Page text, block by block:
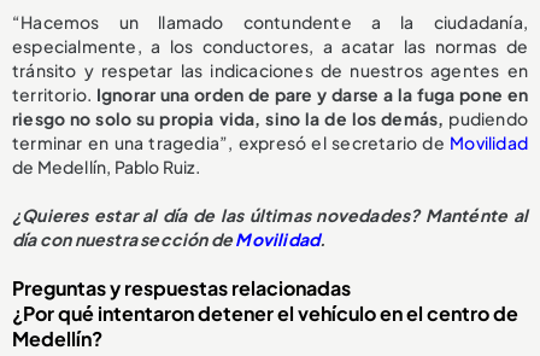
“Hacemos un llamado contundente a la ciudadanía,
especialmente, a los conductores, a acatar las normas de
tránsito y respetar las indicaciones de nuestros agentes en
territorio. Ignorar una orden de pare y darse a la fuga pone en
riesgo no solo su propia vida, sino la de los demás, pudiendo
terminar en una tragedia”, expresó el secretario de Movilidad
de Medellín, Pablo Ruiz.
¿Quieres estar al día de las últimas novedades? Manténte al
día con nuestra sección deMovilidad.
Preguntas y respuestas relacionadas
¿Por qué intentaron detener el vehículo en el centro de
Medellín?